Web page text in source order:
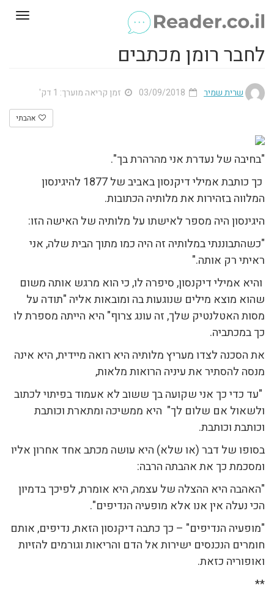
לחבר רומן מכתבים
שרית שמיר זמן קריאה מוערך: 1 דק'
אהבתי
"בחיבה של נעדרת אני מהרהרת בך".
כך כותבת אמילי דיקנסון באביב של 1877 להיגינסון
המלווה בזהירות את מלותיה הכתובות.
היגינסון היה מספר לאישתו על מלותיה של האישה הזו:
"כשהתבוננתי במלותיה זה היה כמו מתוך הבית שלה, אני
ראיתי רק אותה."
והיא אמילי דיקנסון, סיפרה לו, כי הוא מרגש אותה משום
שהוא מוצא מילים שנוגעות בה ומובאות אליה "תודה על
מסות האטלנטיק שלך, זה עונג צרוף" היא הייתה מספרת לו
כך במכתביה.
את הסכנה לצדו מעריץ מלותיה היא רואה מיידית, היא אינה
מנסה להסתיר את עיניה הרואות מלאות,
"עד כדי כך אני שקועה בך ששוב לא אעמוד בפיתוי לכתוב
ולשאול אם שלום לך" היא ממשיכה ומתארת וכותבת
וכותבת וכותבת.
בסופו של דבר (או שלא) היא עושה מכתב אחד אחרון אליו
ומסכמת כך את אהבתה הרבה:
"האהבה היא ההצלה של עצמה, היא אומרת, לפיכך בדמיון
הכי נעלה אין אנו אלא מופעיה הנדיפים".
"מופעיה הנדיפים" – כך כתבה דיקנסון הזאת, נדיפים, אותם
חומרים הנכנסים ישירות אל הדם והריאות וגורמים להזיות
ואופוריה כזאת.
**